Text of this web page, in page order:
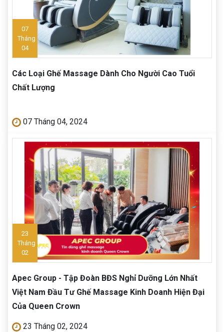
07
Tháng
04
Các Loại Ghế Massage Dành Cho Người Cao Tuổi
Chất Lượng
07 Tháng 04, 2024
23
Tháng
02
Apec Group - Tập Đoàn BĐS Nghỉ Dưỡng Lớn Nhất
Việt Nam Đầu Tư Ghế Massage Kinh Doanh Hiện Đại
Của Queen Crown
23 Tháng 02, 2024